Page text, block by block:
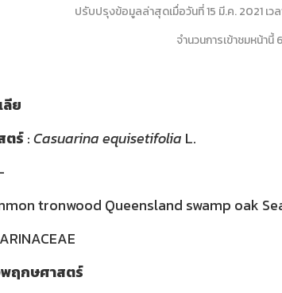
ปรับปรุงข้อมูลล่าสุดเมื่อวันที่ 15 มี.ค. 2021 เวล
จำนวนการเข้าชมหน้านี้
ลีย
ตร์:Casuarina equisetifolia L.
tronwood Queensland swamp oak
ฤกษศาสตร์